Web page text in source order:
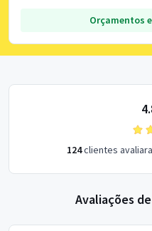
Orçamentos
124clientes
Avaliações